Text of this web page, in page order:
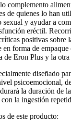
complemento
de quienes lo han
y ayudar a
eréctil.
positivas sobre
en forma de
de Eron Plus y la
diseñado
psicoemocional,
la duración de
la ingestión
de este producto: